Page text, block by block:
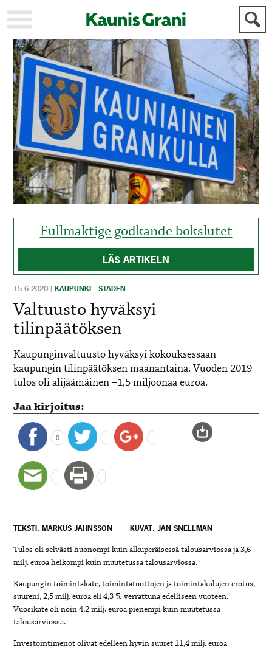
KAUPUNKI
STADEN
AJANKOHTAISTA
AKTUELLT
URHEILU
IDROTT
KULTTUURI
KULTUR
HISTORIA
HISTORIA
YLEINEN
ALLMÄN
MAINOSTAJILLE
FÖR
ANNONSÖRER
Fullmäktige godkände bokslutet
LÄS ARTIKELN
15.6.2020 |KAUPUNKI - STADEN
Valtuusto hyväksyi
tilinpäätöksen
Kaupunginvaltuusto hyväksyi kokouksessaan
kaupungin tilinpäätöksen maanantaina. Vuoden 2019
tulos oli alijäämäinen –1,5 miljoonaa euroa.
Jaa kirjoitus:
0
TEKSTI: MARKUS JAHNSSON KUVAT: JAN SNELLMAN
Tulos oli selvästi huonompi kuin alkuperäisessä talousarviossa ja 3,6
milj. euroa heikompi kuin muutetussa talousarviossa.
Kaupungin toimintakate, toimintatuottojen ja toimintakulujen erotus,
suureni, 2,5 milj. euroa eli 4,3 % verrattuna edelliseen vuoteen.
Vuosikate oli noin 4,2 milj. euroa pienempi kuin muutetussa
talousarviossa.
Investointimenot olivat edelleen hyvin suuret 11,4 milj. euroa